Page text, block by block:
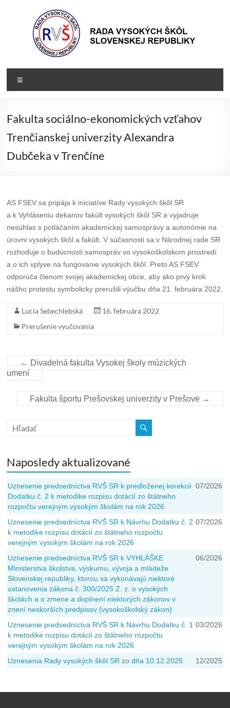
Rada
VŠ
Rada
vysokých
republiky
Fakulta sociálno-ekonomických vzťahov
Trenčianskej univerzity Alexandra
Dubčeka v Trenčíne
AS FSEV sa pripája k iniciatíve Rady vysokých škôl SR
a k Vyhláseniu dekanov fakúlt vysokých škôl SR a vyjadruje
nesúhlas s potláčaním akademickej samosprávy a autonómie na
úrovni vysokých škôl a fakúlt. V súčasnosti sa v Národnej rade SR
rozhoduje o budúcnosti samospráv vo vysokoškolskom prostredí
a o ich vplyve na fungovanie vysokých škôl. Preto AS FSEV
odporúča členom svojej akademickej obce, aby ako prvý krok
nášho protestu symbolicky prerušili výučbu dňa 21. februára 2022.
Lucia Sebechlebská
16. februára 2022
Prerušenie vyučovania
← Divadelná fakulta Vysokej školy múzických
umení
Fakulta športu Prešovskej univerzity v Prešove →
Naposledy aktualizované
Uznesenie predsedníctva RVŠ SR k predloženej korekcii
Dodatku č. 2 k metodike rozpisu dotácií zo štátneho
rozpočtu verejným vysokým školám na rok 2026
07/2026
Uznesenie predsedníctva RVŠ SR k Návrhu Dodatku č. 2
k metodike rozpisu dotácií zo štátneho rozpočtu
verejným vysokým školám na rok 2026
07/2026
Uznesenie predsedníctva RVŠ SR k VYHLÁŠKE
Ministerstva školstva, výskumu, vývoja a mládeže
Slovenskej republiky, ktorou sa vykonávajú niektoré
ustanovenia zákona č. 300/2025 Z. z. o vysokých
školách a o zmene a doplnení niektorých zákonov v
znení neskorších predpisov (vysokoškolský zákon)
06/2026
Uznesenie predsedníctva RVŠ SR k Návrhu Dodatku č. 1
k metodike rozpisu dotácií zo štátneho rozpočtu
verejným vysokým školám na rok 2026
03/2026
Uznesenia Rady vysokých škôl SR zo dňa 10.12.2025 12/2025